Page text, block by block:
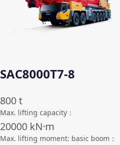
SAC8000T7-8
800t
Max. lifting capacity ：
20000 kN·m
Max. lifting moment: basic boom ：